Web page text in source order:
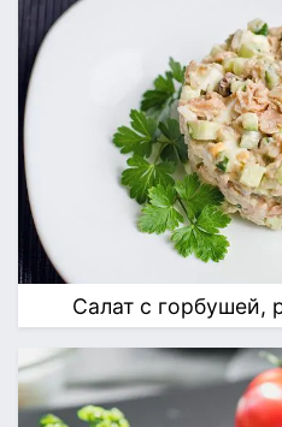
Салат с горбушей,